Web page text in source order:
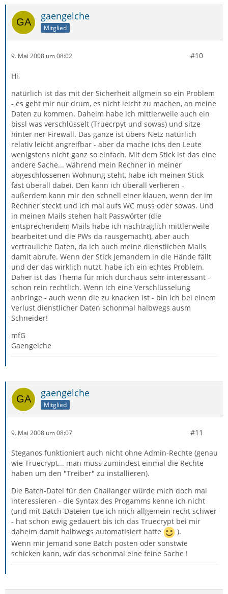
gaengelche
Mitglied
9. Mai 2008 um 08:02 #10
Hi,
natürlich ist das mit der Sicherheit allgmein so ein Problem
- es geht mir nur drum, es nicht leicht zu machen, an meine
Daten zu kommen. Daheim habe ich mittlerweile auch ein
bissl was verschlüsselt (Truecrpyt und sowas) und sitze
hinter ner Firewall. Das ganze ist übers Netz natürlich
relativ leicht angreifbar - aber da mache ichs den Leute
wenigstens nicht ganz so einfach. Mit dem Stick ist das eine
andere Sache... während mein Rechner in meiner
abgeschlossenen Wohnung steht, habe ich meinen Stick
fast überall dabei. Den kann ich überall verlieren -
außerdem kann mir den schnell einer klauen, wenn der im
Rechner steckt und ich mal aufs WC muss oder sowas. Und
in meinen Mails stehen halt Passwörter (die
entsprechendem Mails habe ich nachträglich mittlerweile
bearbeitet und die PWs da rausgemacht), aber auch
vertrauliche Daten, da ich auch meine dienstlichen Mails
damit abrufe. Wenn der Stick jemandem in die Hände fällt
und der das wirklich nutzt, habe ich ein echtes Problem.
Daher ist das Thema für mich durchaus sehr interessant -
schon rein rechtlich. Wenn ich eine Verschlüsselung
anbringe - auch wenn die zu knacken ist - bin ich bei einem
Verlust dienstlicher Daten schonmal halbwegs ausm
Schneider!
mfG
Gaengelche
gaengelche
Mitglied
9. Mai 2008 um 08:07 #11
Steganos funktioniert auch nicht ohne Admin-Rechte (genau
wie Truecrypt... man muss zumindest einmal die Rechte
haben um den "Treiber" zu installieren).
Die Batch-Datei für den Challanger würde mich doch mal
interessieren - die Syntax des Progamms kenne ich nicht
(und mit Batch-Dateien tue ich mich allgemein recht schwer
- hat schon ewig gedauert bis ich das Truecrypt bei mir
daheim damit halbwegs automatisiert hatte
).
Wenn mir jemand sone Batch posten oder sonstwie
schicken kann, wär das schonmal eine feine Sache !